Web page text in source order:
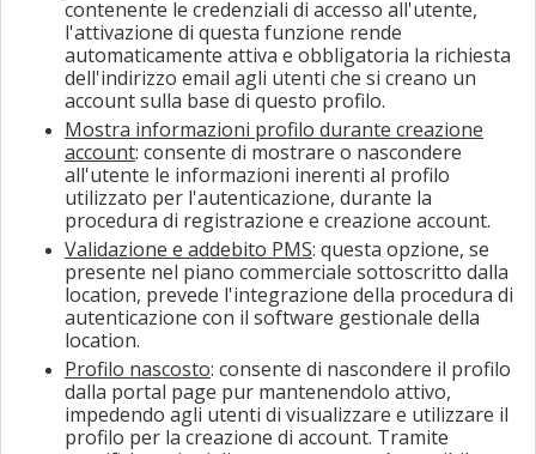
contenente le credenziali di accesso all'utente,
l'attivazione di questa funzione rende
automaticamente attiva e obbligatoria la richiesta
dell'indirizzo email agli utenti che si creano un
account sulla base di questo profilo.
Mostra informazioni profilo durante creazione
account: consente di mostrare o nascondere
all'utente le informazioni inerenti al profilo
utilizzato per l'autenticazione, durante la
procedura di registrazione e creazione account.
Validazione e addebito PMS: questa opzione, se
presente nel piano commerciale sottoscritto dalla
location, prevede l'integrazione della procedura di
autenticazione con il software gestionale della
location.
Profilo nascosto: consente di nascondere il profilo
dalla portal page pur mantenendolo attivo,
impedendo agli utenti di visualizzare e utilizzare il
profilo per la creazione di account. Tramite